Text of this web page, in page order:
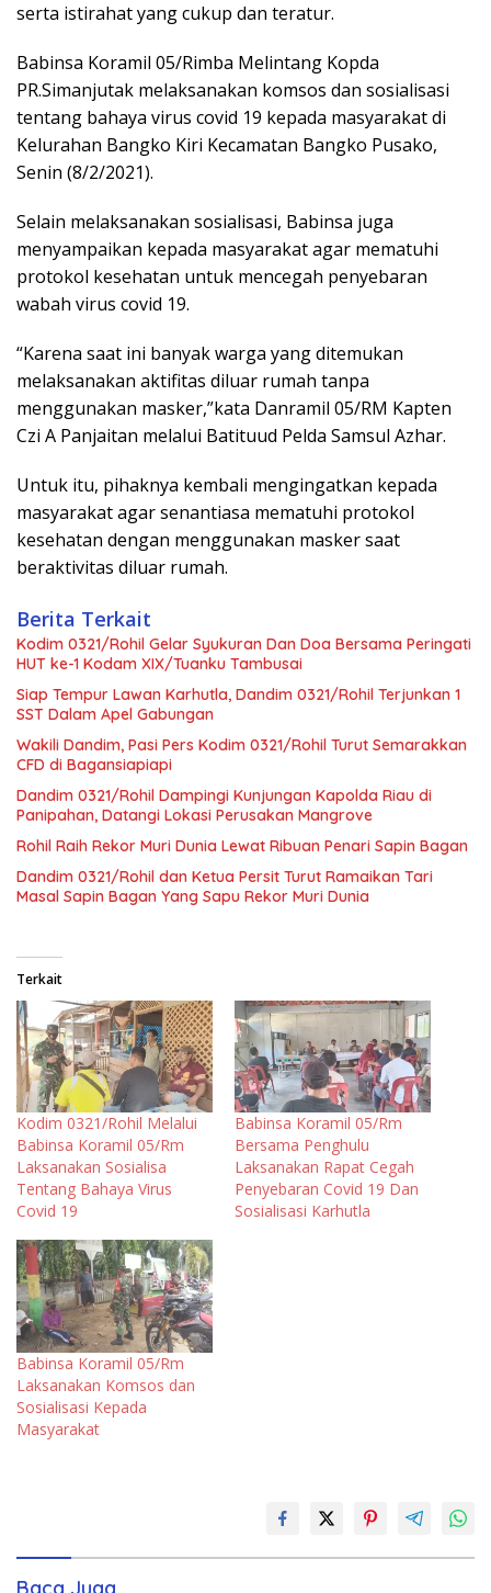
serta istirahat yang cukup dan teratur.
Babinsa Koramil 05/Rimba Melintang Kopda
PR.Simanjutak melaksanakan komsos dan sosialisasi
tentang bahaya virus covid 19 kepada masyarakat di
Kelurahan Bangko Kiri Kecamatan Bangko Pusako,
Senin (8/2/2021).
Selain melaksanakan sosialisasi, Babinsa juga
menyampaikan kepada masyarakat agar mematuhi
protokol kesehatan untuk mencegah penyebaran
wabah virus covid 19.
“Karena saat ini banyak warga yang ditemukan
melaksanakan aktifitas diluar rumah tanpa
menggunakan masker,”kata Danramil 05/RM Kapten
Czi A Panjaitan melalui Batituud Pelda Samsul Azhar.
Untuk itu, pihaknya kembali mengingatkan kepada
masyarakat agar senantiasa mematuhi protokol
kesehatan dengan menggunakan masker saat
beraktivitas diluar rumah.
Berita Terkait
Kodim 0321/Rohil Gelar Syukuran Dan Doa Bersama Peringati
HUT ke-1 Kodam XIX/Tuanku Tambusai
Siap Tempur Lawan Karhutla, Dandim 0321/Rohil Terjunkan 1
SST Dalam Apel Gabungan
Wakili Dandim, Pasi Pers Kodim 0321/Rohil Turut Semarakkan
CFD di Bagansiapiapi
Dandim 0321/Rohil Dampingi Kunjungan Kapolda Riau di
Panipahan, Datangi Lokasi Perusakan Mangrove
Rohil Raih Rekor Muri Dunia Lewat Ribuan Penari Sapin Bagan
Dandim 0321/Rohil dan Ketua Persit Turut Ramaikan Tari
Masal Sapin Bagan Yang Sapu Rekor Muri Dunia
Terkait
Kodim 0321/Rohil Melalui
Babinsa Koramil 05/Rm
Laksanakan Sosialisa
Tentang Bahaya Virus
Covid 19
Babinsa Koramil 05/Rm
Bersama Penghulu
Laksanakan Rapat Cegah
Penyebaran Covid 19 Dan
Sosialisasi Karhutla
Babinsa Koramil 05/Rm
Laksanakan Komsos dan
Sosialisasi Kepada
Masyarakat
Baca Juga